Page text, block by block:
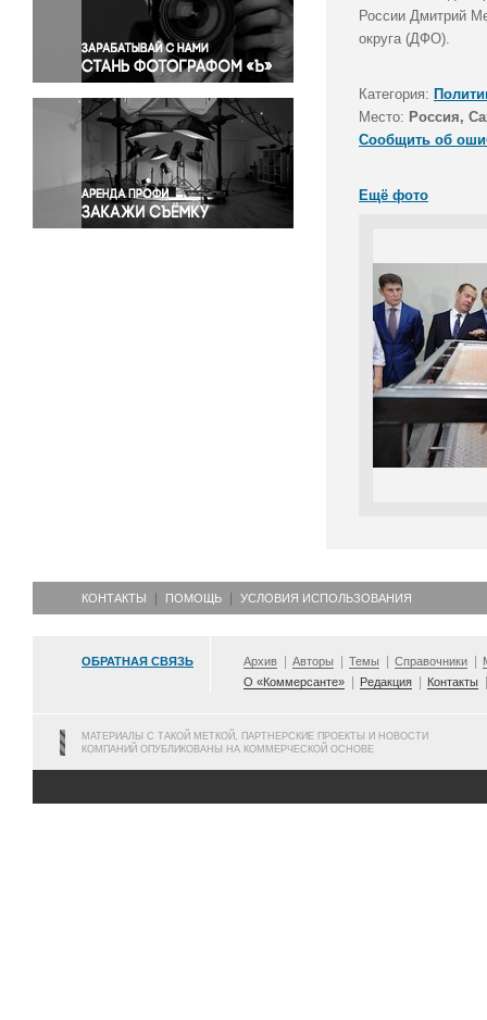
Правосудие
Происшествия и конфликты
Религия
Светская жизнь
Спорт
Экология
Экономика и бизнес
России Дмитрий
округа (ДФО).
Категория:
Место: Россия,
Сообщить об
Ещё фото
КОНТАКТЫ ПОМОЩЬ УСЛОВИЯ ИСПОЛЬЗОВАНИЯ
ОБРАТНАЯ СВЯЗЬ Архив Авторы Темы Справочники
О «Коммерсанте»
Редакция Контакты
МАТЕРИАЛЫ С ТАКОЙ МЕТКОЙ, ПАРТНЕРСКИЕ ПРОЕКТЫ И НОВОСТИ
КОМПАНИЙ ОПУБЛИКОВАНЫ НА КОММЕРЧЕСКОЙ ОСНОВЕ